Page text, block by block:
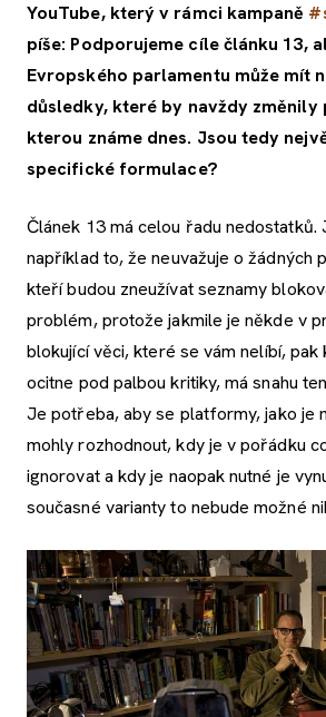
YouTube, který v rámci kampaně
píše: Podporujeme cíle článku 13,
Evropského parlamentu může mít
důsledky, které by navždy změnily
kterou známe dnes. Jsou tedy
specifické formulace?
Článek 13 má celou řadu nedostatků.
například to, že neuvažuje o žádných
kteří budou zneužívat seznamy
problém, protože jakmile je někde v
blokující věci, které se vám nelíbí, pak
ocitne pod palbou kritiky, má snahu
Je potřeba, aby se platformy, jako je
mohly rozhodnout, kdy je v pořádku
ignorovat a kdy je naopak nutné je
současné varianty to nebude možné